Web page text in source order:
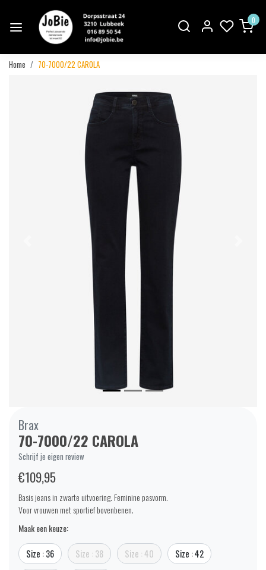
0
Home 70-7000/22 CAROLA
Brax
70-7000/22 CAROLA
Schrijf je eigen review
€109,95
Basis jeans in zwarte uitvoering. Feminine pasvorm.
Voor vrouwen met sportief bovenbenen.
Maak een keuze:
Size : 36 Size : 38 Size : 40 Size : 42